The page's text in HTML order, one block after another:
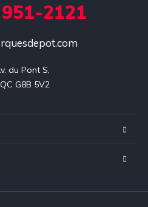
2121
du Pont S,
G8B 5V2